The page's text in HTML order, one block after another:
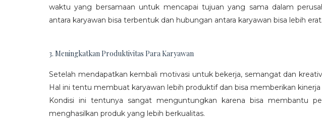
waktu yang bersamaan untuk mencapai tujuan yang sama dalam
antara karyawan bisa terbentuk dan hubungan antara karyawan bisa lebih erat.
3. Meningkatkan Produktivitas Para Karyawan
Setelah mendapatkan kembali motivasi untuk bekerja, semangat dan
Hal ini tentu membuat karyawan lebih produktif dan bisa memberikan kinerja
Kondisi ini tentunya sangat menguntungkan karena bisa membantu
menghasilkan produk yang lebih berkualitas.